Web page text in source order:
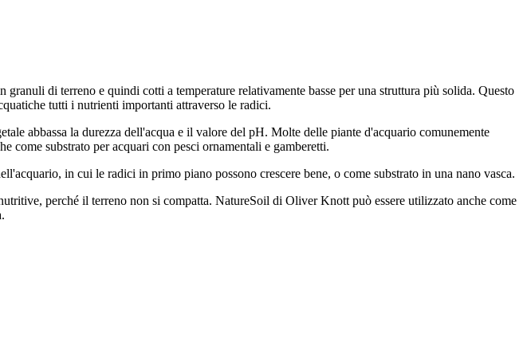
di terreno e quindi cotti a temperature relativamente basse per una struttura più solida. Questo
tutti i nutrienti importanti attraverso le radici.
abbassa la durezza dell'acqua e il valore del pH. Molte delle piante d'acquario comunemente
come substrato per acquari con pesci ornamentali e gamberetti.
in cui le radici in primo piano possono crescere bene, o come substrato in una nano vasca.
perché il terreno non si compatta. NatureSoil di Oliver Knott può essere utilizzato anche come